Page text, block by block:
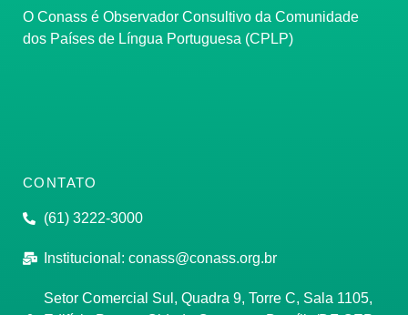
O Conass é Observador Consultivo da Comunidade
dos Países de Língua Portuguesa (CPLP)
CONTATO
(61) 3222-3000
Institucional: conass@conass.org.br
Setor Comercial Sul, Quadra 9, Torre C, Sala 1105,